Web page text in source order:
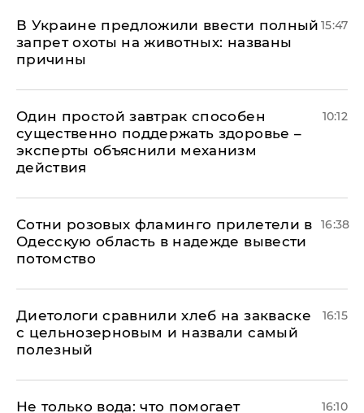
В Украине предложили ввести полный
запрет охоты на животных: названы
причины
15:47
Один простой завтрак способен
существенно поддержать здоровье –
эксперты объяснили механизм
действия
10:12
Сотни розовых фламинго прилетели в
Одесскую область в надежде вывести
потомство
16:38
Диетологи сравнили хлеб на закваске
с цельнозерновым и назвали самый
полезный
16:15
Не только вода: что помогает
16:10